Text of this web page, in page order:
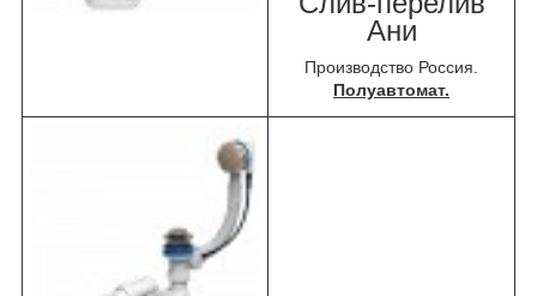
Ани
Производство Россия.
Полуавтомат.